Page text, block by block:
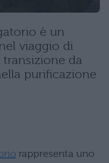
è un
viaggio di
da
purificazione
rappresenta uno